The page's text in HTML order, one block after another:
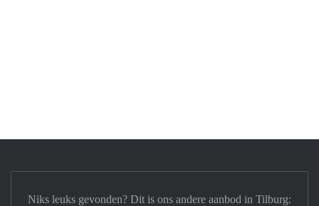
Niks leuks gevonden? Dit is ons andere aanbod in Tilburg: